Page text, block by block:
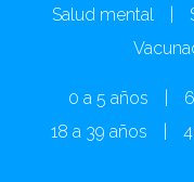
Salud mental
0 a 5 años
18 a 39 años